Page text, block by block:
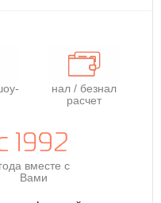
нал / безнал
расчет
года вместе с
Вами